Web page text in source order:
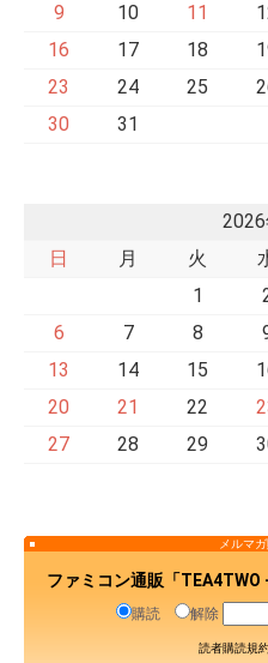
9
10 11
16
17 18
23
24 25
30
31
日
月 火
1
6
7 8
13
14 15
20
21 22
27
28 29
メルマ
ファミコン通販「
購読 解除
読者購読規